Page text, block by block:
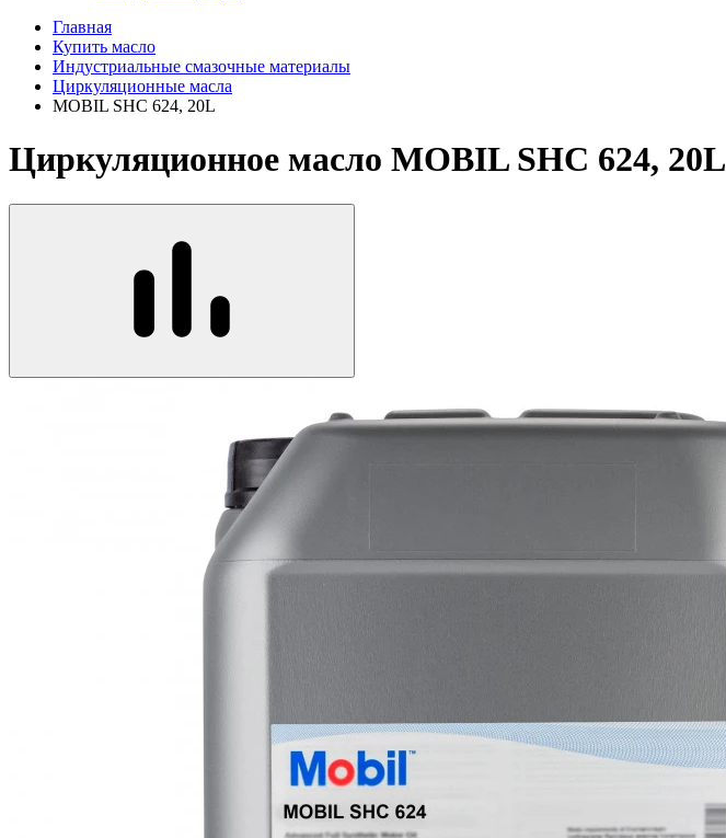
Главная
Купить масло
Индустриальные смазочные материалы
Циркуляционные масла
MOBIL SHC 624, 20L
Циркуляционное масло MOBIL SHC 624, 20L